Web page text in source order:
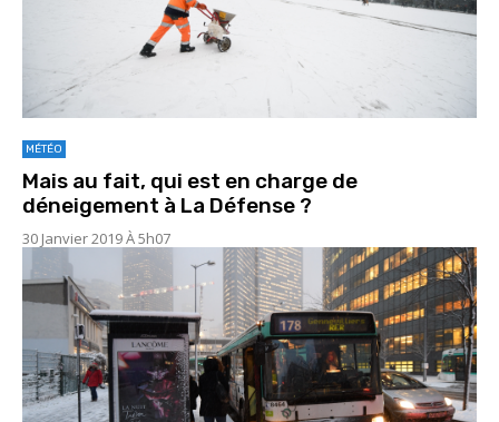
MÉTÉO
Mais au fait, qui est en charge de
déneigement à La Défense ?
30 Janvier 2019 À 5h07